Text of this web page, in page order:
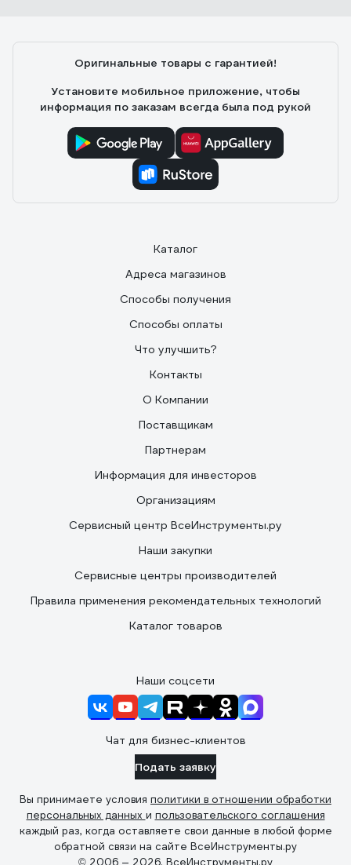
проплешин. Ворс не лезет. Ручка удобная. После
Оригинальные товары с гарантией!
Установите мобильное приложение, чтобы
информация по заказам всегда была под рукой
Каталог
Адреса магазинов
Способы получения
Способы оплаты
Что улучшить?
Контакты
О Компании
Поставщикам
Партнерам
Информация для инвесторов
Организациям
Сервисный центр ВсеИнструменты.ру
Наши закупки
Сервисные центры производителей
Правила применения рекомендательных технологий
Каталог товаров
Наши соцсети
Чат для бизнес-клиентов
Подать заявку
Вы принимаете условия политики в отношении обработки
персональных данных и пользовательского соглашения
каждый раз, когда оставляете свои данные в любой форме
обратной связи на сайте ВсеИнструменты.ру
© 2006 — 2026. ВсеИнструменты.ру